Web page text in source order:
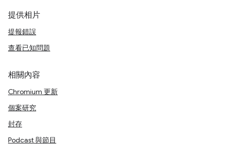
提供相片
提報錯誤
查看已知問題
相關內容
Chromium 更新
個案研究
封存
Podcast 與節目